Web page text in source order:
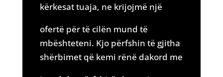
kërkesat tuaja, ne krijojmë një
ofertë për të cilën mund të
mbështeteni. Kjo përfshin të gjitha
shërbimet që kemi rënë dakord me